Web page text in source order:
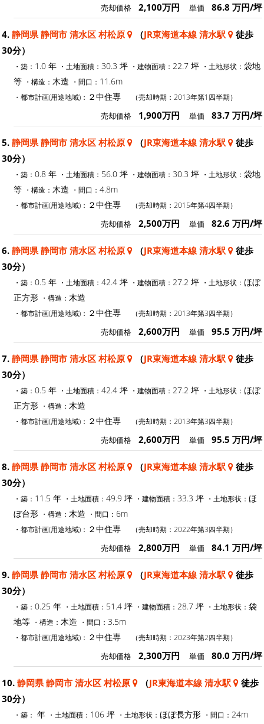
売却価格 2,100万円 単価 86.8 万円/坪
4. 静岡県 静岡市 清水区 村松原 （JR東海道本線 清水駅
徒歩
30分）
・築： 1.0 年 ・土地面積： 30.3 坪 ・建物面積： 22.7 坪 ・土地形状： 袋地
等 ・構造： 木造 ・間口： 11.6m
・都市計画(用途地域)： ２中住専 （売却時期：2013年第1四半期）
売却価格 1,900万円 単価 83.7 万円/坪
5. 静岡県 静岡市 清水区 村松原 （JR東海道本線 清水駅
徒歩
30分）
・築： 0.8 年 ・土地面積： 56.0 坪 ・建物面積： 30.3 坪 ・土地形状： 袋地
等 ・構造： 木造 ・間口： 4.8m
・都市計画(用途地域)： ２中住専 （売却時期：2015年第4四半期）
売却価格 2,500万円 単価 82.6 万円/坪
6. 静岡県 静岡市 清水区 村松原 （JR東海道本線 清水駅
徒歩
30分）
・築： 0.5 年 ・土地面積： 42.4 坪 ・建物面積： 27.2 坪 ・土地形状： ほぼ
正方形 ・構造： 木造
・都市計画(用途地域)： ２中住専 （売却時期：2013年第3四半期）
売却価格 2,600万円 単価 95.5 万円/坪
7. 静岡県 静岡市 清水区 村松原 （JR東海道本線 清水駅
徒歩
30分）
・築： 0.5 年 ・土地面積： 42.4 坪 ・建物面積： 27.2 坪 ・土地形状： ほぼ
正方形 ・構造： 木造
・都市計画(用途地域)： ２中住専 （売却時期：2013年第3四半期）
売却価格 2,600万円 単価 95.5 万円/坪
8. 静岡県 静岡市 清水区 村松原 （JR東海道本線 清水駅
徒歩
30分）
・築： 11.5 年 ・土地面積： 49.9 坪 ・建物面積： 33.3 坪 ・土地形状： ほ
ぼ台形 ・構造： 木造 ・間口： 6m
・都市計画(用途地域)： ２中住専 （売却時期：2022年第3四半期）
売却価格 2,800万円 単価 84.1 万円/坪
9. 静岡県 静岡市 清水区 村松原 （JR東海道本線 清水駅
徒歩
30分）
・築： 0.25 年 ・土地面積： 51.4 坪 ・建物面積： 28.7 坪 ・土地形状： 袋
地等 ・構造： 木造 ・間口： 3.5m
・都市計画(用途地域)： ２中住専 （売却時期：2023年第2四半期）
売却価格 2,300万円 単価 80.0 万円/坪
10. 静岡県 静岡市 清水区 村松原 （JR東海道本線 清水駅
徒歩
30分）
・築： 年 ・土地面積： 106 坪 ・土地形状： ほぼ長方形 ・間口： 24m